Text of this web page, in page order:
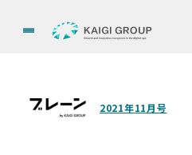
2021年11月号